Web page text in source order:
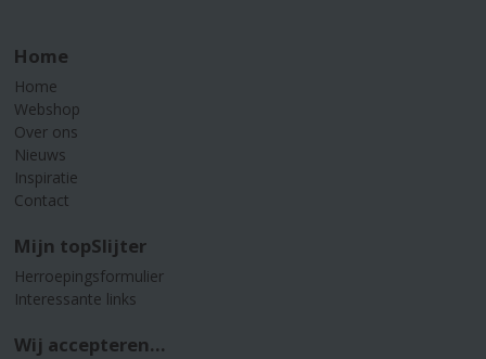
Home
Home
Webshop
Over ons
Nieuws
Inspiratie
Contact
Mijn topSlijter
Herroepingsformulier
Interessante links
Wij accepteren...